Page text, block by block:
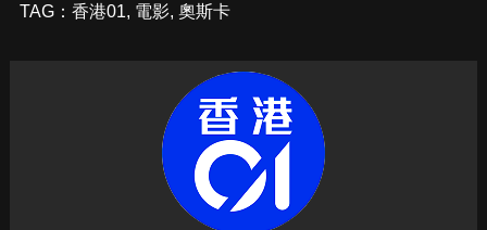
TAG： 香港01, 電影, 奧斯卡